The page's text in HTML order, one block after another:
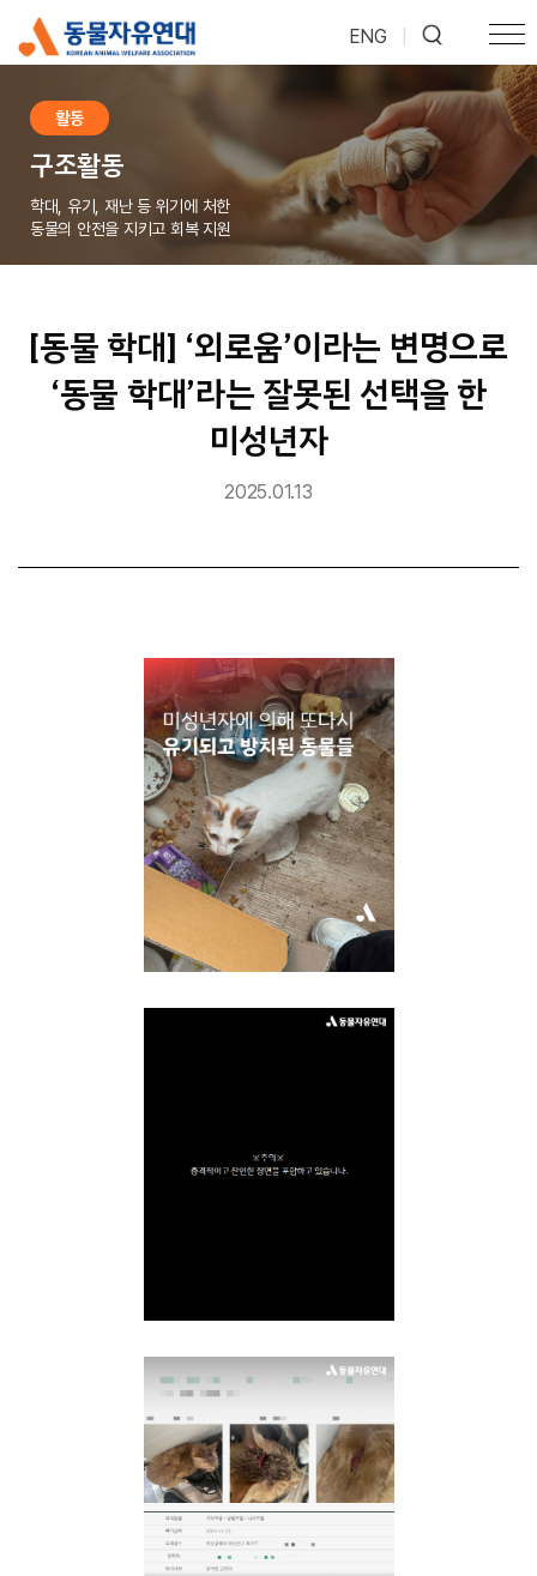
ENG
활동
구조활동
학대, 유기, 재난 등 위기에 처한
동물의 안전을 지키고 회복 지원
[동물 학대] ‘외로움’이라는 변명으로
‘동물 학대’라는 잘못된 선택을 한
미성년자
2025.01.13